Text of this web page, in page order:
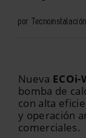
por Tecnoinstalación
Nueva ECOi-
bomba de
con alta
y operación
comerciales.